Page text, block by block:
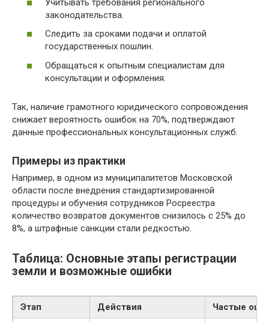
законодательства.
Следить за сроками подачи и оплатой
государственных пошлин.
Обращаться к опытным специалистам для
консультации и оформления.
Так, наличие грамотного юридического сопровождения
снижает вероятность ошибок на 70%, подтверждают
данные профессиональных консультационных служб.
Примеры из практики
Например, в одном из муниципалитетов Московской
области после внедрения стандартизированной
процедуры и обучения сотрудников Росреестра
количество возвратов документов снизилось с 25% до
8%, а штрафные санкции стали редкостью.
Таблица: Основные этапы регистрации
земли и возможные ошибки
Этап Действия Частые